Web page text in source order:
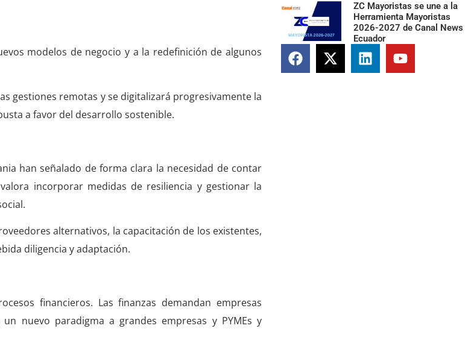
ZC Mayoristas se une a la
Herramienta Mayoristas
2026-2027 de Canal News
Ecuador
modelos de negocio y a la redefinición de algunos
gestiones remotas y se digitalizará progresivamente la
a favor del desarrollo sostenible.
han señalado de forma clara la necesidad de contar
incorporar medidas de resiliencia y gestionar la
alternativos, la capacitación de los existentes,
diligencia y adaptación.
financieros. Las finanzas demandan empresas
nuevo paradigma a grandes empresas y PYMEs y